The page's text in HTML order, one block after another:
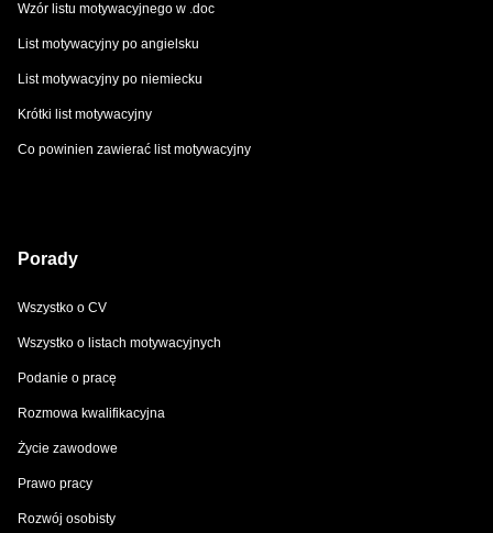
Wzór listu motywacyjnego w .doc
List motywacyjny po angielsku
List motywacyjny po niemiecku
Krótki list motywacyjny
Co powinien zawierać list motywacyjny
Porady
Wszystko o CV
Wszystko o listach motywacyjnych
Podanie o pracę
Rozmowa kwalifikacyjna
Życie zawodowe
Prawo pracy
Rozwój osobisty